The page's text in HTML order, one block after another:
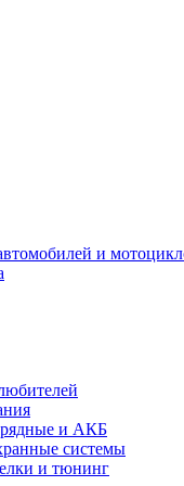
и
и АКБ
системы
и тюнинг